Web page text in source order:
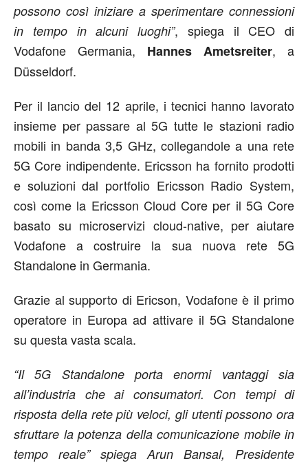
possono così iniziare a sperimentare connessioni
in tempo in alcuni luoghi”, spiega il CEO di
Vodafone Germania, Hannes Ametsreiter, a
Düsseldorf.
Per il lancio del 12 aprile, i tecnici hanno lavorato
insieme per passare al 5G tutte le stazioni radio
mobili in banda 3,5 GHz, collegandole a una rete
5G Core indipendente. Ericsson ha fornito prodotti
e soluzioni dal portfolio Ericsson Radio System,
così come la Ericsson Cloud Core per il 5G Core
basato su microservizi cloud-native, per aiutare
Vodafone a costruire la sua nuova rete 5G
Standalone in Germania.
Grazie al supporto di Ericson, Vodafone è il primo
operatore in Europa ad attivare il 5G Standalone
su questa vasta scala.
“Il 5G Standalone porta enormi vantaggi sia
all’industria che ai consumatori. Con tempi di
risposta della rete più veloci, gli utenti possono ora
sfruttare la potenza della comunicazione mobile in
tempo reale” spiega Arun Bansal, Presidente